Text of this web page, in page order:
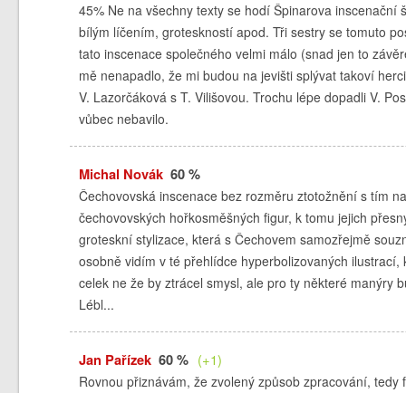
45% Ne na všechny texty se hodí Špinarova
bílým líčením, groteskností apod. Tři sestry se tomuto
tato inscenace společného velmi málo (snad jen to
mě nenapadlo, že mi budou na jevišti splývat takoví
V. Lazorčáková s T. Vilišovou. Trochu lépe dopadli V.
vůbec nebavilo.
Michal Novák60 %
Čechovovská inscenace bez rozměru ztotožnění s tím
čechovovských hořkosměšných figur, k tomu jejich
groteskní stylizace, která s Čechovem samozřejmě
osobně vidím v té přehlídce hyperbolizovaných
celek ne že by ztrácel smysl, ale pro ty některé manýry
Lébl...
Jan Pařízek60 % (+1)
Rovnou přiznávám, že zvolený způsob zpracování,